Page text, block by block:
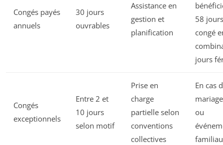
Congés payés
annuels
30 jours
ouvrables
Assistance en
gestion et
planification
58
congé
jours
Congés
exceptionnels
Entre 2 et
10 jours
selon motif
Prise en
charge
partielle selon
conventions
collectives
En cas
ou